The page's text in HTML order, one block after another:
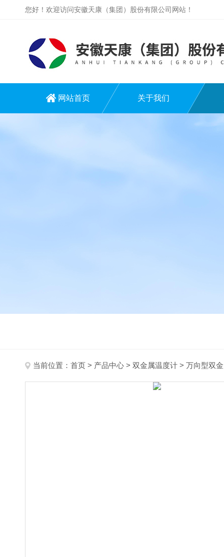
您好！欢迎访问安徽天康（集团）股份有限公司网站！
网站首页 关于我们
当前位置： 首页 > 产品中心 > 双金属温度计 > 万向型双